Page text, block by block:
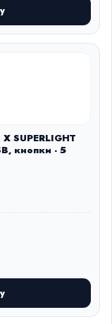
SUPERLIGHT
кнопки - 5